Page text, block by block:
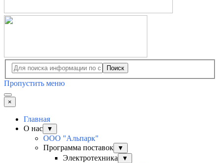
Поиск
Пропустить меню
×
Главная
О нас
▼
ООО "Альпарк"
Программа поставок
▼
Электротехника ▼